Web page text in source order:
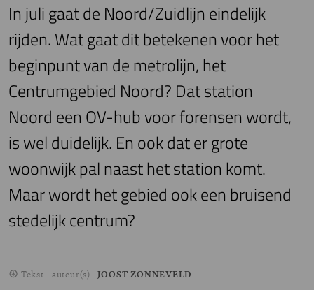
In juli gaat de Noord/Zuidlijn eindelijk
rijden. Wat gaat dit betekenen voor het
beginpunt van de metrolijn, het
Centrumgebied Noord? Dat station
Noord een OV-hub voor forensen wordt,
is wel duidelijk. En ook dat er grote
woonwijk pal naast het station komt.
Maar wordt het gebied ook een bruisend
stedelijk centrum?
Tekst - auteur(s) JOOST ZONNEVELD